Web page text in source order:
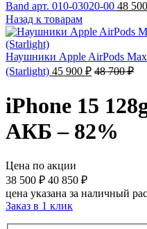
Band арт. 010-03020-00 48 500
Назад к товарам
Наушники Apple AirPods
(Starlight) 45 900 ₽ 48 700₽
iPhone 15
АКБ – 82%
Цена по акции
38 500 ₽ 40 850 ₽
цена указана за наличный
Заказ в 1 клик